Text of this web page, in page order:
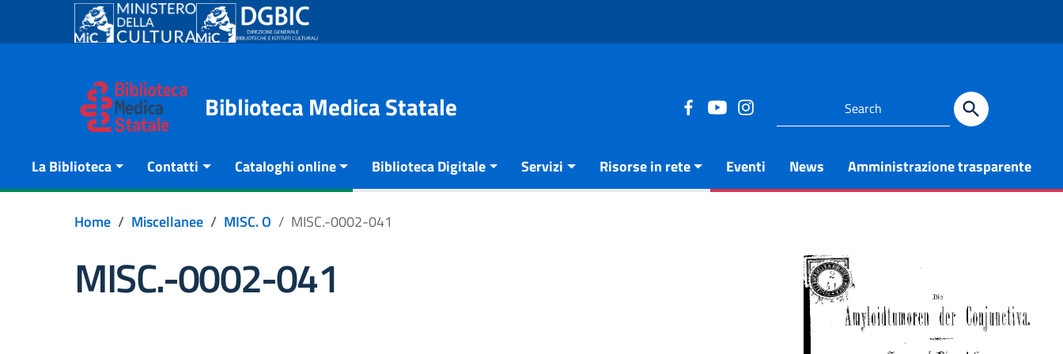
Go to content
Go to the navigation menu
Biblioteca Medica Statale
La Biblioteca Contatti Cataloghi online Biblioteca Digitale Servizi Risorse in rete Eventi News Amministrazione trasparente
Home Miscellanee MISC. O MISC.-0002-041
MISC.-0002-041